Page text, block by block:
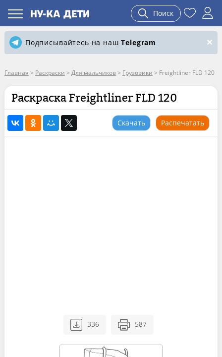
Поиск
Подписывайтесь на нашTelegram
Главная > Раскраски > Для мальчиков> Грузовики > Freightliner FLD 120
Раскраска Freightliner FLD 120
Скачать Распечатать
336 587